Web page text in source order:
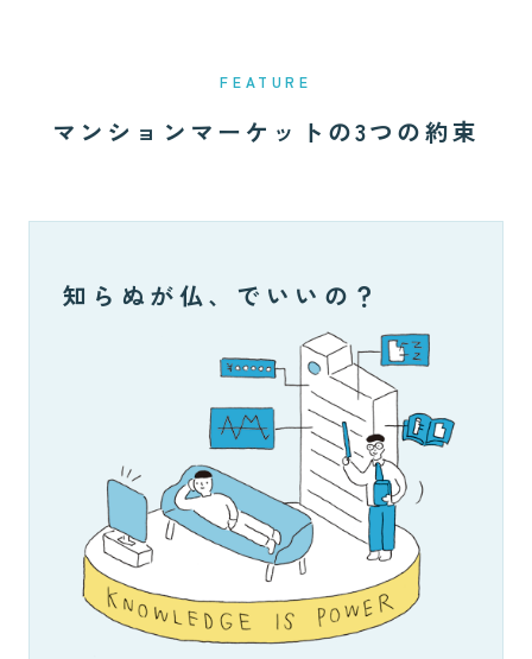
FEATURE
マンションマーケットの3つの約束
知らぬが仏、でいいの？